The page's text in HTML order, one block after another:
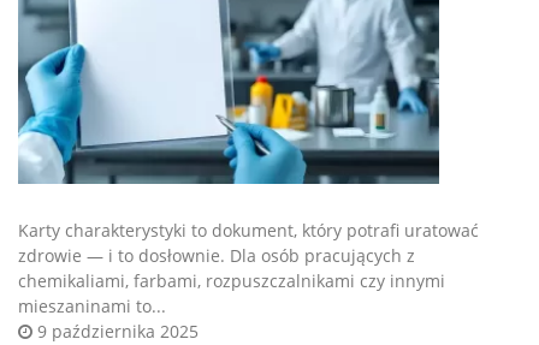
9 października 2025
Karty charakterystyki to dokument, który potrafi uratować
zdrowie — i to dosłownie. Dla osób pracujących z
chemikaliami, farbami, rozpuszczalnikami czy innymi
mieszaninami to...